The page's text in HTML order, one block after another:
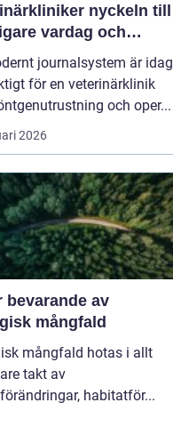
nyckeln till
vardag och
vård
journalsystem är idag
för en veterinärklinik
och oper...
2026
bevarande av
mångfald
mångfald hotas i allt
takt av
habitatför...